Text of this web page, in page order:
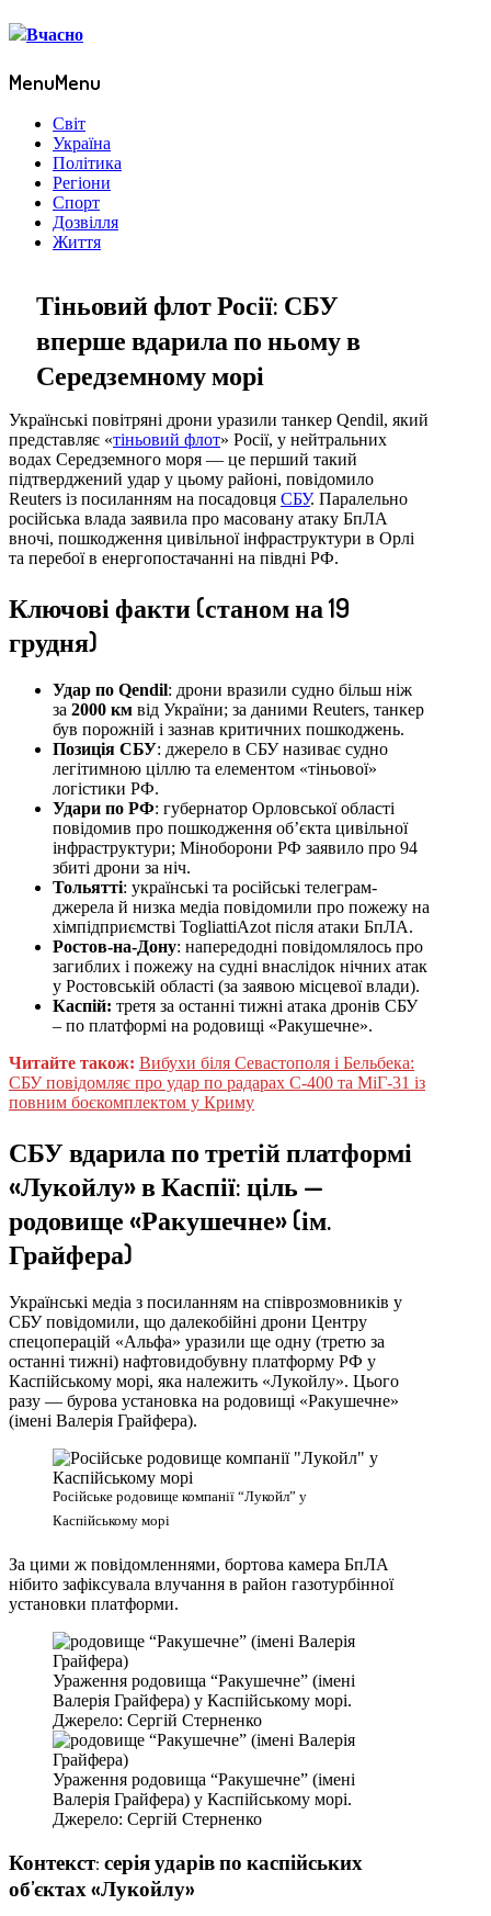
MenuMenu
Світ
Україна
Політика
Регіони
Спорт
Дозвілля
Життя
Тіньовий флот Росії: СБУ
вперше вдарила по ньому в
Середземному морі
Українські повітряні дрони уразили танкер Qendil, який
представляє «тіньовий флот» Росії, у нейтральних
водах Середземного моря — це перший такий
підтверджений удар у цьому районі, повідомило
Reuters із посиланням на посадовця СБУ. Паралельно
російська влада заявила про масовану атаку БпЛА
вночі, пошкодження цивільної інфраструктури в Орлі
та перебої в енергопостачанні на півдні РФ.
Ключові факти (станом на 19
грудня)
Удар по Qendil: дрони вразили судно більш ніж
за 2000 км від України; за даними Reuters, танкер
був порожній і зазнав критичних пошкоджень.
Позиція СБУ: джерело в СБУ називає судно
легітимною ціллю та елементом «тіньової»
логістики РФ.
Удари по РФ: губернатор Орловської області
повідомив про пошкодження об’єкта цивільної
інфраструктури; Міноборони РФ заявило про 94
збиті дрони за ніч.
Тольятті: українські та російські телеграм-
джерела й низка медіа повідомили про пожежу на
хімпідприємстві TogliattiAzot після атаки БпЛА.
Ростов-на-Дону: напередодні повідомлялось про
загиблих і пожежу на судні внаслідок нічних атак
у Ростовській області (за заявою місцевої влади).
Каспій: третя за останні тижні атака дронів СБУ
– по платформі на родовищі «Ракушечне».
Читайте також: Вибухи біля Севастополя і Бельбека:
СБУ повідомляє про удар по радарах С-400 та МіГ-31 із
повним боєкомплектом у Криму
СБУ вдарила по третій платформі
«Лукойлу» в Каспії: ціль —
родовище «Ракушечне» (ім.
Грайфера)
Українські медіа з посиланням на співрозмовників у
СБУ повідомили, що далекобійні дрони Центру
спецоперацій «Альфа» уразили ще одну (третю за
останні тижні) нафтовидобувну платформу РФ у
Каспійському морі, яка належить «Лукойлу». Цього
разу — бурова установка на родовищі «Ракушечне»
(імені Валерія Грайфера).
Російське родовище компанії “Лукойл” у
Каспійському морі
За цими ж повідомленнями, бортова камера БпЛА
нібито зафіксувала влучання в район газотурбінної
установки платформи.
Ураження родовища “Ракушечне” (імені
Валерія Грайфера) у Каспійському морі.
Джерело: Сергій Стерненко
Ураження родовища “Ракушечне” (імені
Валерія Грайфера) у Каспійському морі.
Джерело: Сергій Стерненко
Контекст: серія ударів по каспійських
об’єктах «Лукойлу»